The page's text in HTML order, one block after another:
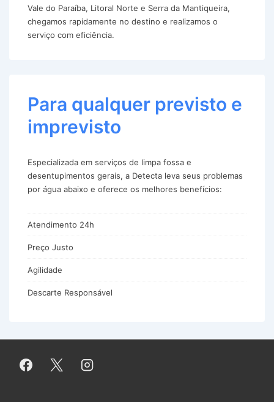
Vale do Paraíba, Litoral Norte e Serra da Mantiqueira,
chegamos rapidamente no destino e realizamos o
serviço com eficiência.
Para qualquer previsto e
imprevisto
Especializada em serviços de limpa fossa e
desentupimentos gerais, a Detecta leva seus problemas
por água abaixo e oferece os melhores benefícios:
Atendimento 24h
Preço Justo
Agilidade
Descarte Responsável